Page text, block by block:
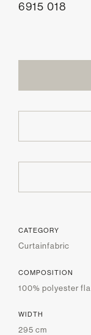
6915 018
CATEGORY
Curtainfabric
COMPOSITION
100% polyester
WIDTH
295 cm